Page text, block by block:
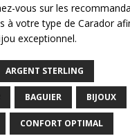
vous sur les
à votre type de Carador
exceptionnel.
ARGENT STERLING
BAGUIER BIJOUX
CONFORT OPTIMAL